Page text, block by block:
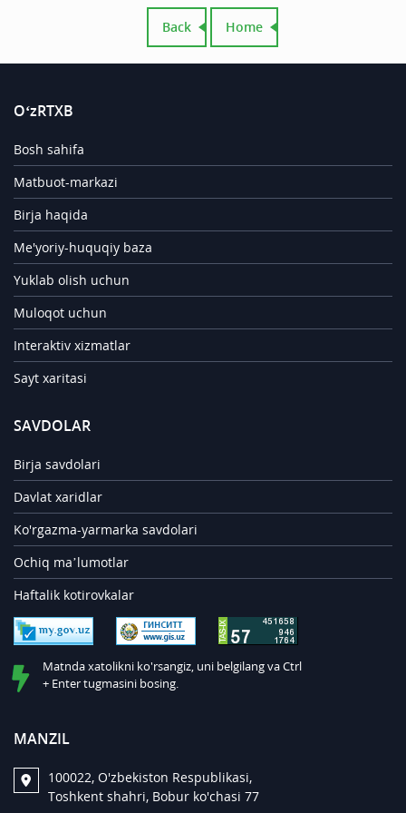
Back Home
O‘zRTXB
Bosh sahifa
Matbuot-markazi
Birja haqida
Me'yoriy-huquqiy baza
Yuklab olish uchun
Muloqot uchun
Interaktiv xizmatlar
Sayt xaritasi
SAVDOLAR
Birja savdolari
Davlat xaridlar
Ko'rgazma-yarmarka savdolari
Ochiq ma’lumotlar
Haftalik kotirovkalar
Matnda xatolikni ko'rsangiz, uni belgilang va Ctrl
+ Enter tugmasini bosing.
MANZIL
100022, O'zbekiston Respublikasi,
Toshkent shahri, Bobur ko'chasi 77